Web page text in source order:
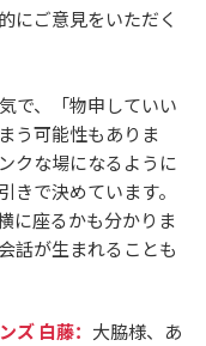
にご意見をいただく
で、「物申していい
う可能性もありま
クな場になるように
きで決めています。
に座るかも分かりま
話が生まれることも
ズ 白藤： 大脇様、あ